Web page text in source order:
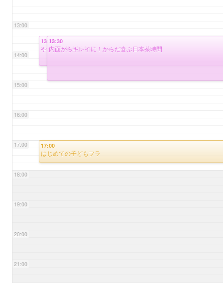
13:00
14:00
15:00
16:00
17:00
18:00
19:00
20:00
21:00
13:30
やさしい英会話 初級
13:30
内面からキレイに！からだ喜ぶ日本茶時間
17:00
はじめての子どもフラ